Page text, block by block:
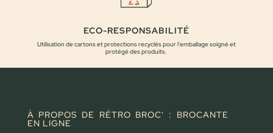
ECO-RESPONSABILITÉ
Utilisation de cartons et protections recyclés pour l'emballage soigné et
protégé des produits.
À PROPOS DE RÉTRO BROC' : BROCANTE
EN LIGNE